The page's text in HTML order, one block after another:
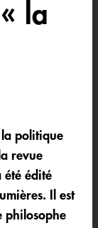
la
politique
revue
été édité
Il est
philosophe